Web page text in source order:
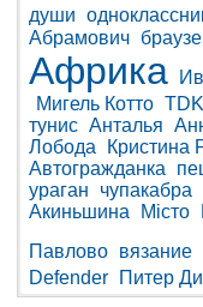
души
Абрамович
Африка
Мигель Котто TDK
тунис Анталья
Лобода
Кристина
Автогражданка
ураган
чупакабра
Акиньшина
Місто
Павлово вязание
Defender
Питер